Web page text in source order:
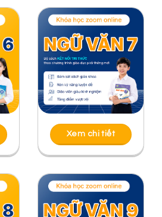
Xem chi tiết